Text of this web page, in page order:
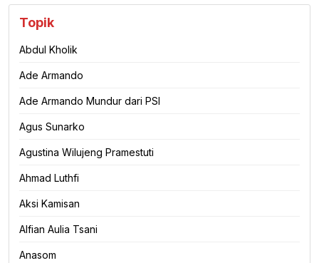
Topik
Abdul Kholik
Ade Armando
Ade Armando Mundur dari PSI
Agus Sunarko
Agustina Wilujeng Pramestuti
Ahmad Luthfi
Aksi Kamisan
Alfian Aulia Tsani
Anasom